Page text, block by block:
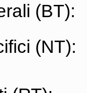
(BT):
(NT):